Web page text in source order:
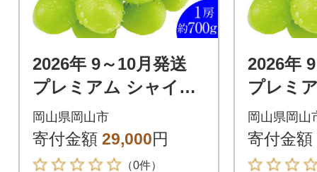
2026年 9～10月発送
プレミアム シャイン
マスカット 晴王 1房
約700g 赤秀品 岡山県
産
岡山県岡山市
寄付金額 29,000円
（0件）
2026年
プレミ
マスカ
約750g
産
岡山県岡山
寄付金額